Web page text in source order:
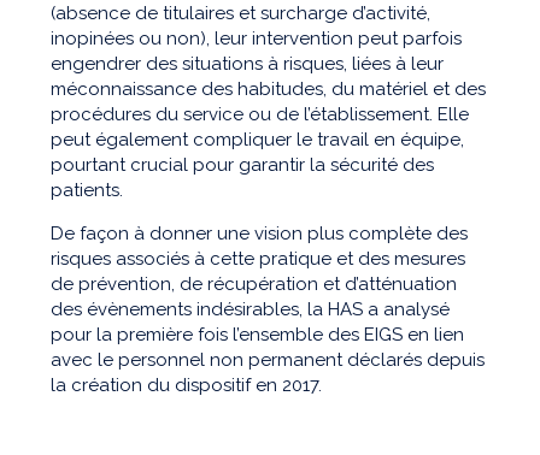
(absence de titulaires et surcharge d’activité,
inopinées ou non), leur intervention peut parfois
engendrer des situations à risques, liées à leur
méconnaissance des habitudes, du matériel et des
procédures du service ou de l’établissement. Elle
peut également compliquer le travail en équipe,
pourtant crucial pour garantir la sécurité des
patients.
De façon à donner une vision plus complète des
risques associés à cette pratique et des mesures
de prévention, de récupération et d’atténuation
des évènements indésirables, la HAS a analysé
pour la première fois l’ensemble des EIGS en lien
avec le personnel non permanent déclarés depuis
la création du dispositif en 2017.